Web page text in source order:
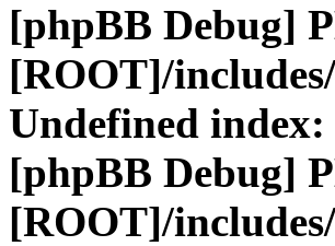
[phpBB Debug]
[ROOT]/
Undefined
[phpBB Debug]
[ROOT]/